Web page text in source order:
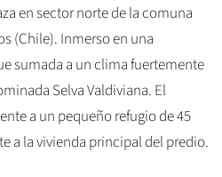
en sector norte de la comuna
(Chile). Inmerso en una
sumada a un clima fuertemente
Selva Valdiviana. El
a un pequeño refugio de 45
a la vivienda principal del predio.